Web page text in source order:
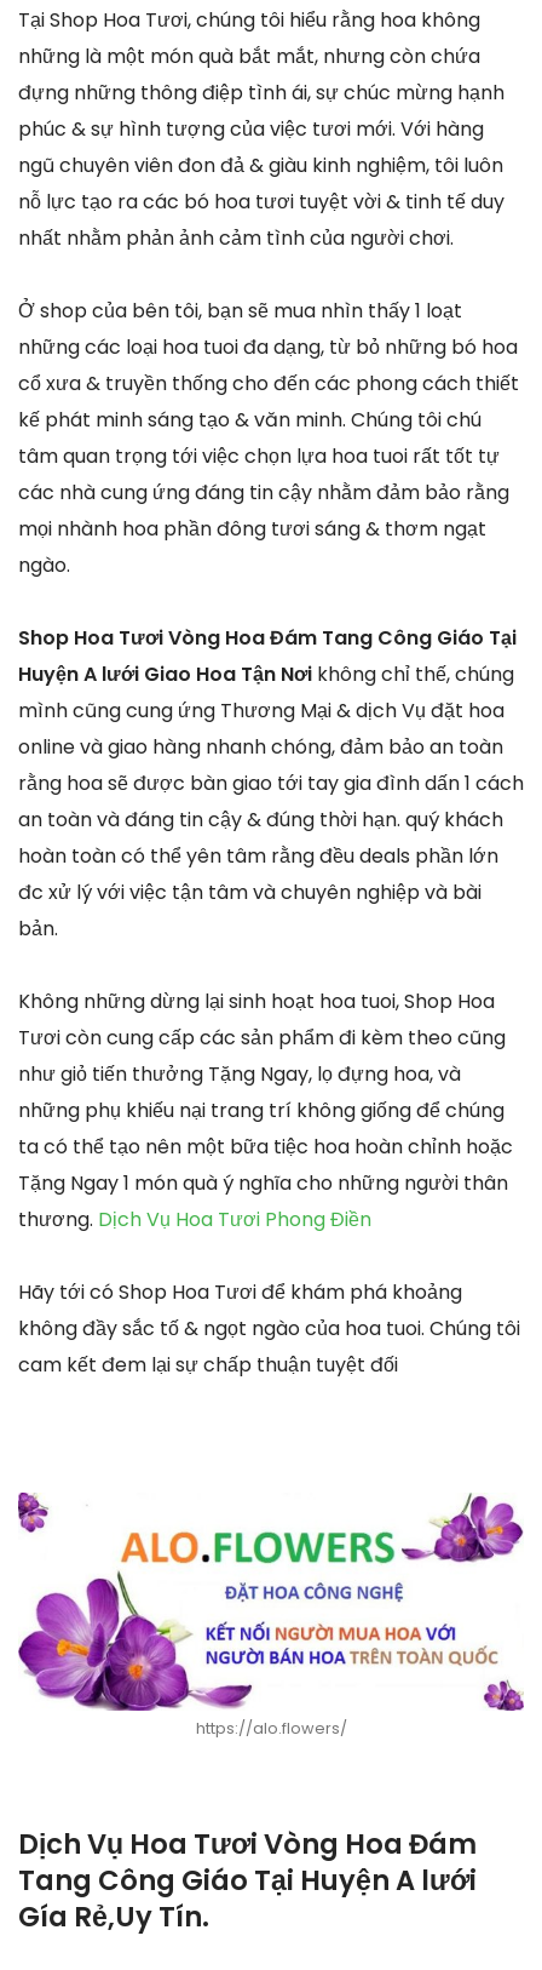
Tại Shop Hoa Tươi, chúng tôi hiểu rằng hoa không
những là một món quà bắt mắt, nhưng còn chứa
đựng những thông điệp tình ái, sự chúc mừng hạnh
phúc & sự hình tượng của việc tươi mới. Với hàng
ngũ chuyên viên đon đả & giàu kinh nghiệm, tôi luôn
nỗ lực tạo ra các bó hoa tươi tuyệt vời & tinh tế duy
nhất nhằm phản ảnh cảm tình của người chơi.
Ở shop của bên tôi, bạn sẽ mua nhìn thấy 1 loạt
những các loại hoa tuoi đa dạng, từ bỏ những bó hoa
cổ xưa & truyền thống cho đến các phong cách thiết
kế phát minh sáng tạo & văn minh. Chúng tôi chú
tâm quan trọng tới việc chọn lựa hoa tuoi rất tốt tự
các nhà cung ứng đáng tin cậy nhằm đảm bảo rằng
mọi nhành hoa phần đông tươi sáng & thơm ngạt
ngào.
Shop Hoa Tươi Vòng Hoa Đám Tang Công Giáo Tại
Huyện A lưới Giao Hoa Tận Nơi không chỉ thế, chúng
mình cũng cung ứng Thương Mại & dịch Vụ đặt hoa
online và giao hàng nhanh chóng, đảm bảo an toàn
rằng hoa sẽ được bàn giao tới tay gia đình dấn 1 cách
an toàn và đáng tin cậy & đúng thời hạn. quý khách
hoàn toàn có thể yên tâm rằng đều deals phần lớn
đc xử lý với việc tận tâm và chuyên nghiệp và bài
bản.
Không những dừng lại sinh hoạt hoa tuoi, Shop Hoa
Tươi còn cung cấp các sản phẩm đi kèm theo cũng
như giỏ tiến thưởng Tặng Ngay, lọ đựng hoa, và
những phụ khiếu nại trang trí không giống để chúng
ta có thể tạo nên một bữa tiệc hoa hoàn chỉnh hoặc
Tặng Ngay 1 món quà ý nghĩa cho những người thân
thương. Dịch Vụ Hoa Tươi Phong Điền
Hãy tới có Shop Hoa Tươi để khám phá khoảng
không đầy sắc tố & ngọt ngào của hoa tuoi. Chúng tôi
cam kết đem lại sự chấp thuận tuyệt đối
https://alo.flowers/
Dịch Vụ Hoa Tươi Vòng Hoa Đám
Tang Công Giáo Tại Huyện A lưới
Gía Rẻ,Uy Tín.